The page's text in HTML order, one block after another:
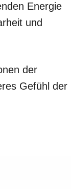
Energie
und
der
Gefühl der